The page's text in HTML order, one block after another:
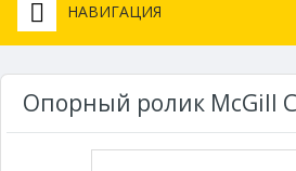
НАВИГАЦИЯ
Опорный ролик McGill